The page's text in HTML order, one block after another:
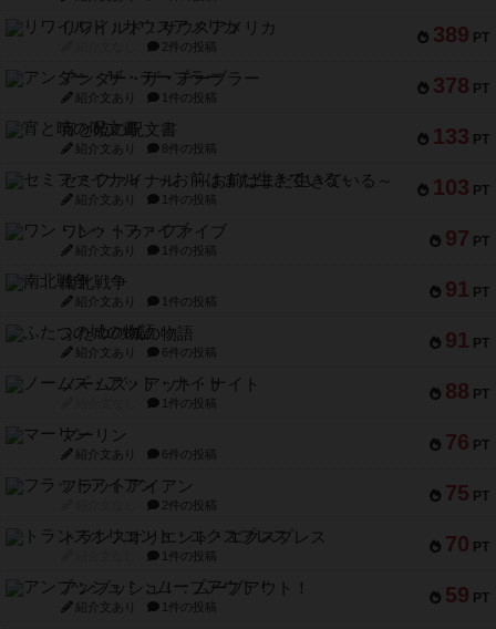
389 PT
リワイルド：サウスアメリカ
2件の投稿
378 PT
アンダー・ザ・テーブラー
紹介文あり 1件の投稿
133 PT
宵と暁の呪文書
紹介文あり 8件の投稿
103 PT
セミファイナル ～お前はまだ生きている～
紹介文あり 1件の投稿
97 PT
ワン・トゥ・ファイブ
紹介文あり 1件の投稿
91 PT
南北戦争
紹介文あり 1件の投稿
91 PT
ふたつの城の物語
紹介文あり 6件の投稿
88 PT
ノームズ・アット・ナイト
1件の投稿
76 PT
マーリン
紹介文あり 6件の投稿
75 PT
フラットアイアン
2件の投稿
70 PT
トランスオリエント・エクスプレス
1件の投稿
59 PT
アンブッシュ！：ムーブアウト！
紹介文あり 1件の投稿